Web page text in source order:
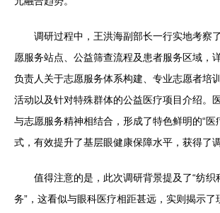
调研过程中，王洪海副部长一行实地考察
愿服务站点、公益筛查流程及患者服务区域，
负责人关于志愿服务体系构建、专业志愿者培
活动以及针对特殊群体的公益医疗项目介绍。
与志愿服务精神相结合，形成了特色鲜明的“医
式，有效提升了基层眼健康保障水平，获得了
值得注意的是，此次调研背景提及了“纺织
务”，这看似与眼科医疗相距甚远，实则揭示了